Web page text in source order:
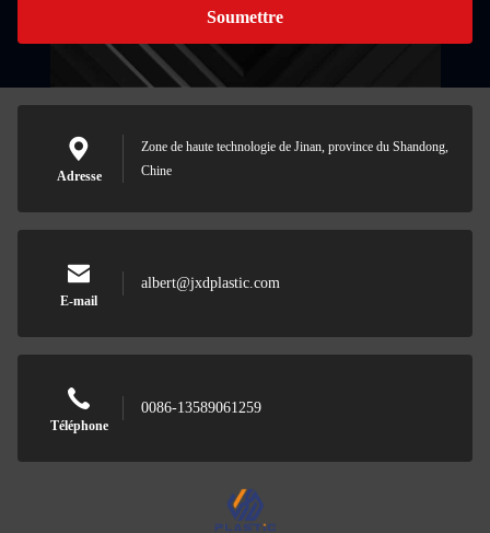
Soumettre
Adresse
Zone de haute technologie de Jinan, province du Shandong,
Chine
E-mail
albert@jxdplastic.com
Téléphone
0086-13589061259